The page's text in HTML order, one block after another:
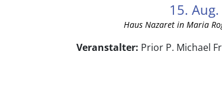
15.
Haus Nazaret in Maria
Veranstalter: Prior P. Michael